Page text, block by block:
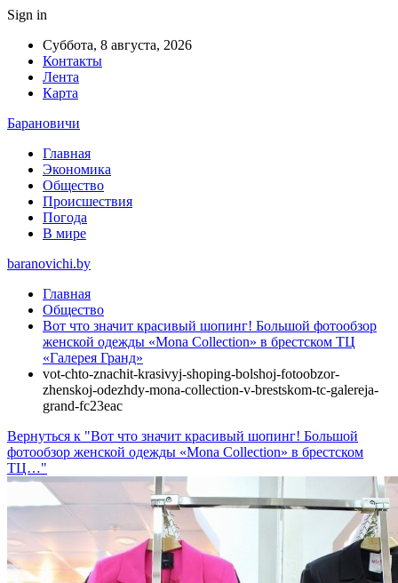
Sign in
Суббота, 8 августа, 2026
Контакты
Лента
Карта
Барановичи
Главная
Экономика
Общество
Происшествия
Погода
В мире
baranovichi.by
Главная
Общество
Вот что значит красивый шопинг! Большой фотообзор
женской одежды «Mona Collection» в брестском ТЦ
«Галерея Гранд»
vot-chto-znachit-krasivyj-shoping-bolshoj-fotoobzor-
zhenskoj-odezhdy-mona-collection-v-brestskom-tc-galereja-
grand-fc23eac
Вернуться к "Вот что значит красивый шопинг! Большой
фотообзор женской одежды «Mona Collection» в брестском
ТЦ…"